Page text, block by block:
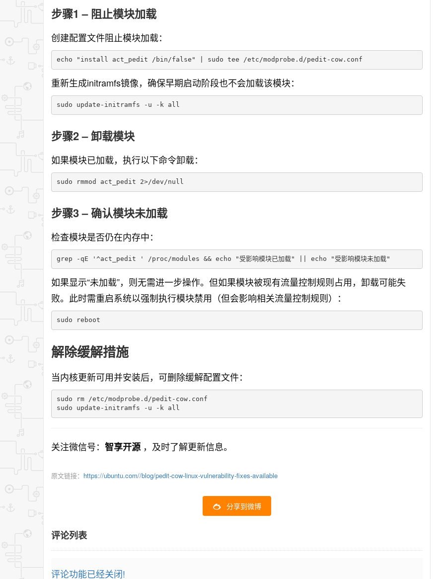
步骤1 – 阻止模块加载
创建配置文件阻止模块加载：
echo "install act_pedit /bin/false" | sudo tee /etc/modprobe.d/pedit-cow.conf
重新生成initramfs镜像，确保早期启动阶段也不会加载该模块：
sudo update-initramfs -u -k all
步骤2 – 卸载模块
如果模块已加载，执行以下命令卸载：
sudo rmmod act_pedit 2>/dev/null
步骤3 – 确认模块未加载
检查模块是否仍在内存中：
grep -qE '^act_pedit ' /proc/modules && echo "受影响模块已加载" || echo "受影响模块未加载"
如果显示“未加载”，则无需进一步操作。但如果模块被现有流量控制规则占用，卸载可能失
败。此时需重启系统以强制执行模块禁用（但会影响相关流量控制规则）：
sudo reboot
解除缓解措施
当内核更新可用并安装后，可删除缓解配置文件：
sudo rm /etc/modprobe.d/pedit-cow.conf
sudo update-initramfs -u -k all
关注微信号： 智享开源 ，及时了解更新信息。
原文链接： https://ubuntu.com//blog/pedit-cow-linux-vulnerability-fixes-available
分享到微博
评论列表
评论功能已经关闭!